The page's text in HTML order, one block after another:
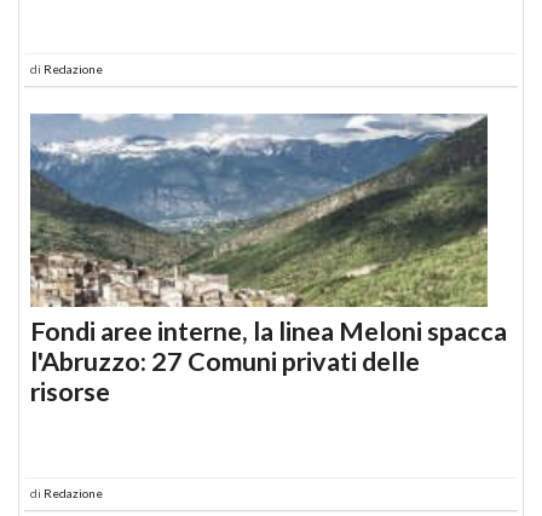
di Redazione
Fondi aree interne, la linea Meloni spacca
l'Abruzzo: 27 Comuni privati delle
risorse
di Redazione